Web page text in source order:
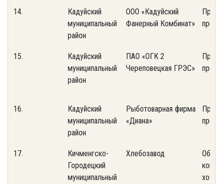
14.
Кадуйский
муниципальный
район
ООО «Кадуйский
Фанерный Комбинат»
15.
Кадуйский
муниципальный
район
ПАО «ОГК 2
Череповецкая ГРЭС»
16.
Кадуйский
муниципальный
район
Рыботоварная фирма
«Диана»
17.
Кичменгско-
Городецкий
муниципальный
Хлебозавод